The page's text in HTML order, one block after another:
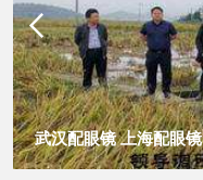
武汉配眼镜 上海配眼镜